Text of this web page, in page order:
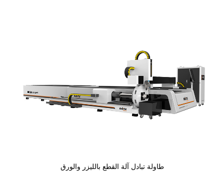
طاولة تبادل آلة القطع بالليزر والورق